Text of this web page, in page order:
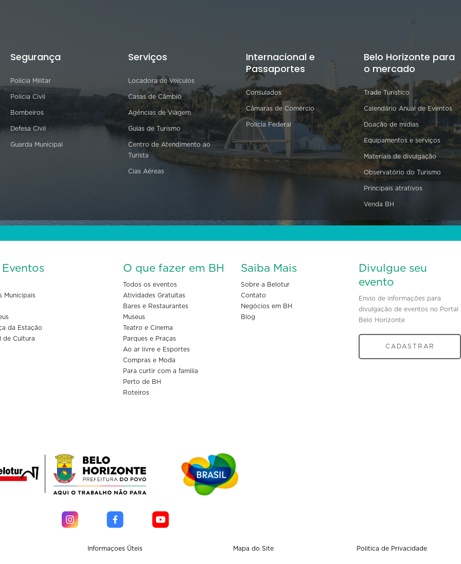
Segurança
Polícia Militar
Polícia Civil
Bombeiros
Defesa Civil
Guarda Municipal
Serviços
Locadora de Veículos
Casas de Câmbio
Agências de Viagem
Guias de Turismo
Centro de Atendimento ao
Turista
Cias Aéreas
Internacional e
Passaportes
Consulados
Câmaras de Comércio
Polícia Federal
Belo Horizonte para
o mercado
Trade Turístico
Calendário Anual de Eventos
Doação de mídias
Equipamentos e serviços
Materiais de divulgação
Observatório do Turismo
Principais atrativos
Venda BH
Municipais
da Estação
de Cultura
O que fazer em BH
Todos os eventos
Atividades Gratuitas
Bares e Restaurantes
Museus
Teatro e Cinema
Parques e Praças
Ao ar livre e Esportes
Compras e Moda
Para curtir com a familia
Perto de BH
Roteiros
Saiba Mais
Sobre a Belotur
Contato
Negócios em BH
Blog
Divulgue seu
evento
Envio de informações para
divulgação de eventos no Portal
Belo Horizonte
CADASTRAR
Informaçoes Üteis Mapa do Site Politica de Privacidade